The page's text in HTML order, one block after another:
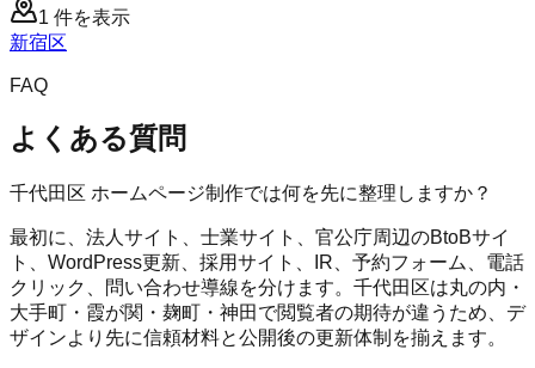
1 件を表示
新宿区
FAQ
よくある質問
千代田区 ホームページ制作では何を先に整理しますか？
最初に、法人サイト、士業サイト、官公庁周辺のBtoBサイ
ト、WordPress更新、採用サイト、IR、予約フォーム、電話
クリック、問い合わせ導線を分けます。千代田区は丸の内・
大手町・霞が関・麹町・神田で閲覧者の期待が違うため、デ
ザインより先に信頼材料と公開後の更新体制を揃えます。